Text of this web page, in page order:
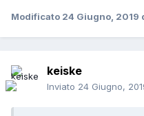
Modificato 24 Giugno, 2019
keiske
Inviato 24 Giugno,